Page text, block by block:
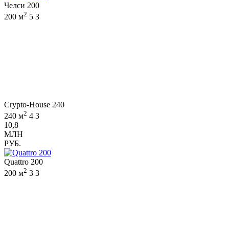
Челси 200
200 м2 5 3
Crypto-House 240
240 м2 4 3
10,8
МЛН
РУБ.
Quattro 200
200 м2 3 3